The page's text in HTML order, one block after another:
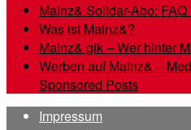
Mainz& Solidar-Abo:
Was ist Mainz&?
Mainz& gik – Wer hinter
Werben auf Mainz& –
Sponsored Posts
Impressum